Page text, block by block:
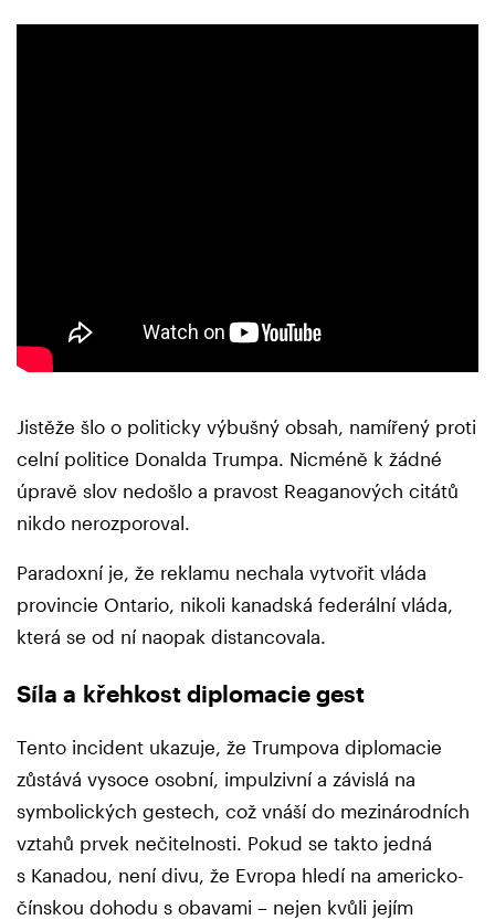
Jistěže šlo o politicky výbušný obsah, namířený proti
celní politice Donalda Trumpa. Nicméně k žádné
úpravě slov nedošlo a pravost Reaganových citátů
nikdo nerozporoval.
Paradoxní je, že reklamu nechala vytvořit vláda
provincie Ontario, nikoli kanadská federální vláda,
která se od ní naopak distancovala.
Síla a křehkost diplomacie gest
Tento incident ukazuje, že Trumpova diplomacie
zůstává vysoce osobní, impulzivní a závislá na
symbolických gestech, což vnáší do mezinárodních
vztahů prvek nečitelnosti. Pokud se takto jedná
s Kanadou, není divu, že Evropa hledí na americko-
čínskou dohodu s obavami – nejen kvůli jejím